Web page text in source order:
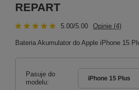
REPART
5.00/5.00 Opinie (4)
Bateria Akumulator do Apple iPhone 15
Pasuje do
modelu
iPhone 15 Plus